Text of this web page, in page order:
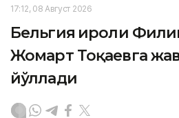
17:12, 08 Август 2026
Бельгия Қироли
Жомарт Тоқаевга
йўллади